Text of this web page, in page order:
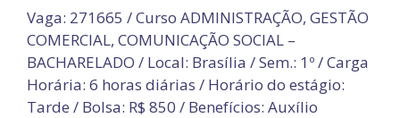
Vaga: 271665 / Curso ADMINISTRAÇÃO, GESTÃO
COMERCIAL, COMUNICAÇÃO SOCIAL –
BACHARELADO / Local: Brasília / Sem.: 1º / Carga
Horária: 6 horas diárias / Horário do estágio:
Tarde / Bolsa: R$ 850 / Benefícios: Auxílio